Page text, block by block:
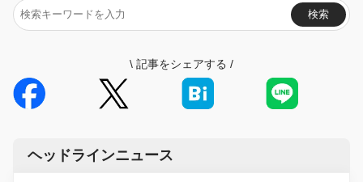
検索
\ 記事をシェアする /
ヘッドラインニュース